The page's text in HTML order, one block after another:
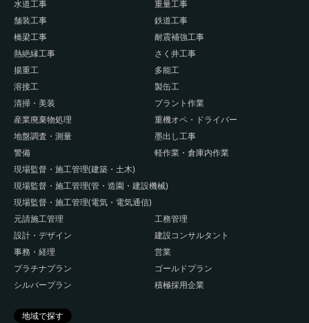
水道工事
重量工事
舗装工事
鉄道工事
橋梁工事
耐震補強工事
熱絶縁工事
さく井工事
揚重工
多能工
溶接工
製缶工
清掃・美装
プラント作業
産業廃棄物処理
重機オペ・ドライバー
地盤調査・測量
墨出し工事
警備
軽作業・倉庫内作業
現場監督・施工管理(建築・土木)
現場監督・施工管理(管・造園・建設機械)
現場監督・施工管理(電気・電気通信)
元請施工管理
工務管理
設計・デザイン
建設コンサルタント
事務・経理
営業
プラチナプラン
ゴールドプラン
シルバープラン
積極採用企業
地域で探す